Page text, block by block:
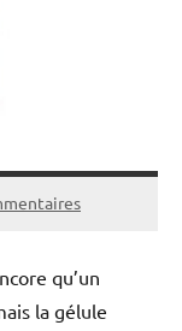
qu’un
la gélule